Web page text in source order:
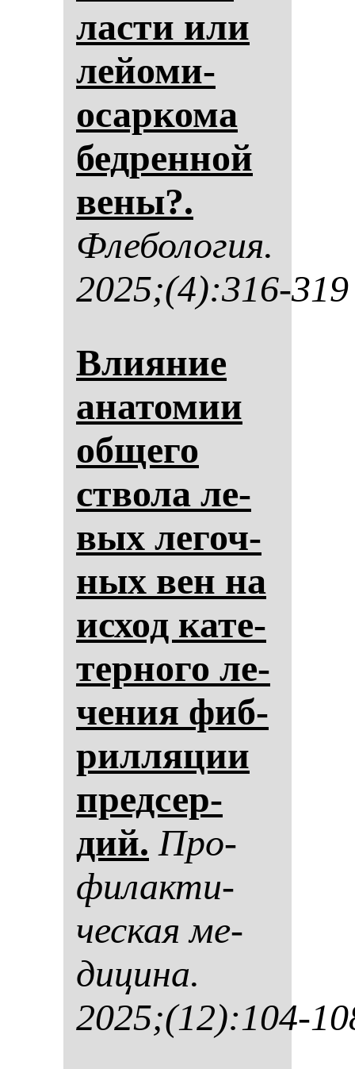
лас­ти или
ле­йо­ми­
осар­ко­ма
бед­рен­ной
ве­ны?.
Фле­бо­ло­гия.
2025;(4):316-319
Вли­яние
ана­то­мии
об­ще­го
ство­ла ле­
вых ле­гоч­
ных вен на
ис­ход ка­те­
тер­но­го ле­
че­ния фиб­
рил­ля­ции
пред­сер­
дий. Про­
фи­лак­ти­
чес­кая ме­
ди­ци­на.
2025;(12):104-